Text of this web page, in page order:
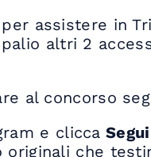
per assistere in
altri 2
al concorso
e clicca Segui
che